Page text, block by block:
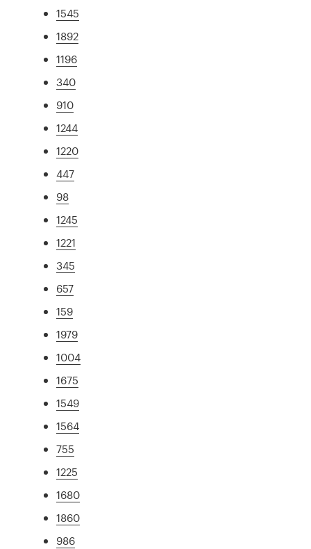
1545
1892
1196
340
910
1244
1220
447
98
1245
1221
345
657
159
1979
1004
1675
1549
1564
755
1225
1680
1860
986